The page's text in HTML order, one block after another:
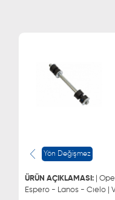
Yön Değişmez
ÜRÜN AÇIKLAMASI: |
0543 329 21 66
0543 329 21 55